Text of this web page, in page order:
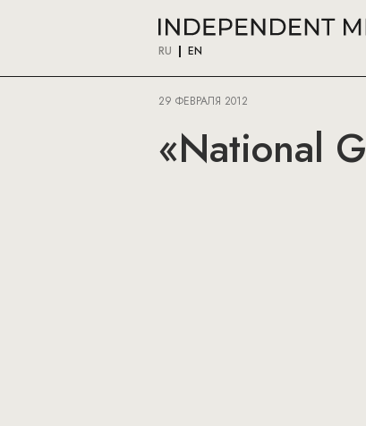
RU EN
29 ФЕВРАЛЯ 2012
«National